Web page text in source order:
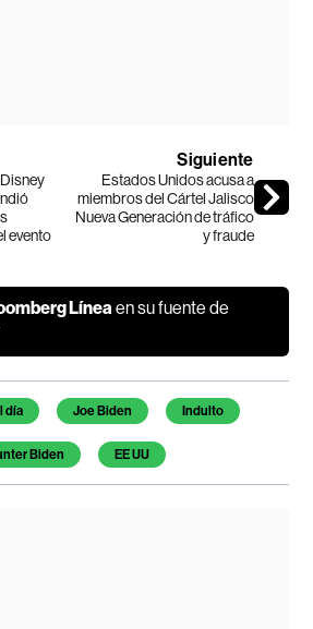
evento
Siguiente
Estados Unidos acusa a
miembros del Cártel Jalisco
Nueva Generación de tráfico
y fraude
Línea en su fuente de
día Joe Biden Indulto
Biden EE UU